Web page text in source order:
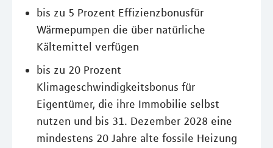
bis zu 5 Prozent Effizienzbonusfür
Wärmepumpen die über natürliche
Kältemittel verfügen
bis zu 20 Prozent
Klimageschwindigkeitsbonus für
Eigentümer, die ihre Immobilie selbst
nutzen und bis 31. Dezember 2028 eine
mindestens 20 Jahre alte fossile Heizung